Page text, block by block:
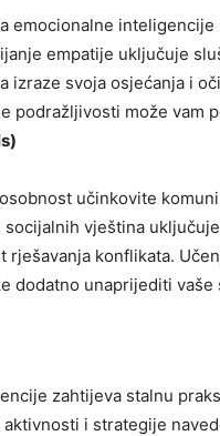
emocionalne
empatije uključuje
izraze svoja osjećanja i
podražljivosti može vam
učinkovite
socijalnih vještina
rješavanja konflikata.
dodatno unaprijediti
zahtijeva stalnu
i strategije